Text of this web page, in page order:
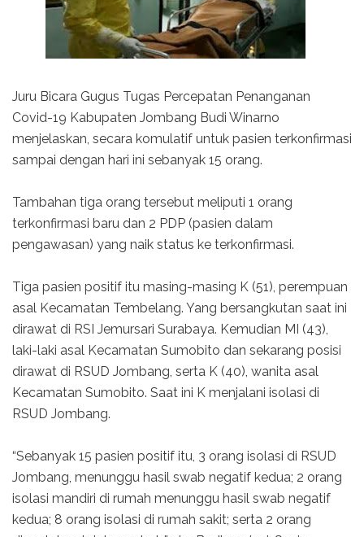
Juru Bicara Gugus Tugas Percepatan Penanganan
Covid-19 Kabupaten Jombang Budi Winarno
menjelaskan, secara komulatif untuk pasien terkonfirmasi
sampai dengan hari ini sebanyak 15 orang.
Tambahan tiga orang tersebut meliputi 1 orang
terkonfirmasi baru dan 2 PDP (pasien dalam
pengawasan) yang naik status ke terkonfirmasi.
Tiga pasien positif itu masing-masing K (51), perempuan
asal Kecamatan Tembelang. Yang bersangkutan saat ini
dirawat di RSI Jemursari Surabaya. Kemudian MI (43),
laki-laki asal Kecamatan Sumobito dan sekarang posisi
dirawat di RSUD Jombang, serta K (40), wanita asal
Kecamatan Sumobito. Saat ini K menjalani isolasi di
RSUD Jombang.
“Sebanyak 15 pasien positif itu, 3 orang isolasi di RSUD
Jombang, menunggu hasil swab negatif kedua; 2 orang
isolasi mandiri di rumah menunggu hasil swab negatif
kedua; 8 orang isolasi di rumah sakit; serta 2 orang